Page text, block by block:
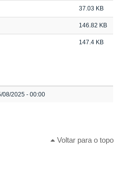
37.03 KB
146.82 KB
147.4 KB
08/2025 - 00:00
Voltar para o topo